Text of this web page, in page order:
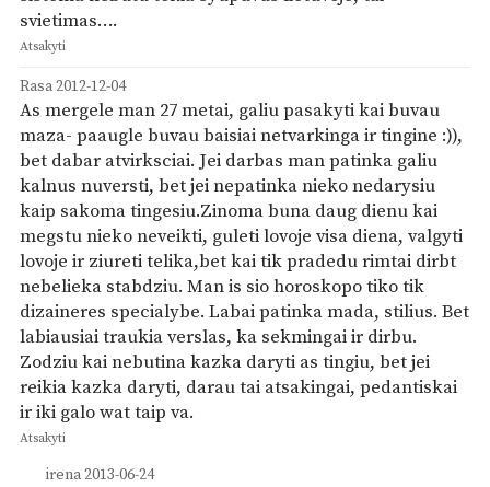
svietimas….
Atsakyti
Rasa2012-12-04
As mergele man 27 metai, galiu pasakyti kai buvau
maza- paaugle buvau baisiai netvarkinga ir tingine :)),
bet dabar atvirksciai. Jei darbas man patinka galiu
kalnus nuversti, bet jei nepatinka nieko nedarysiu
kaip sakoma tingesiu.Zinoma buna daug dienu kai
megstu nieko neveikti, guleti lovoje visa diena, valgyti
lovoje ir ziureti telika,bet kai tik pradedu rimtai dirbt
nebelieka stabdziu. Man is sio horoskopo tiko tik
dizaineres specialybe. Labai patinka mada, stilius. Bet
labiausiai traukia verslas, ka sekmingai ir dirbu.
Zodziu kai nebutina kazka daryti as tingiu, bet jei
reikia kazka daryti, darau tai atsakingai, pedantiskai
ir iki galo wat taip va.
Atsakyti
irena2013-06-24